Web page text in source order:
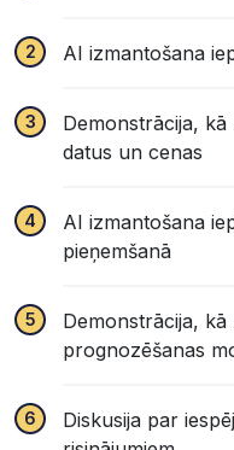
AI izmantošana
Demonstrācija,
datus un cenas
AI izmantošana
pieņemšanā
Demonstrācija,
prognozēšanas
Diskusija par